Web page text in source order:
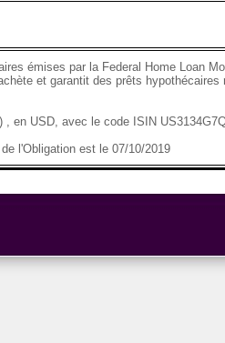
émises par la Federal Home Loan
et garantit des prêts
en USD, avec le code ISIN
l'Obligation est le 07/10/2019